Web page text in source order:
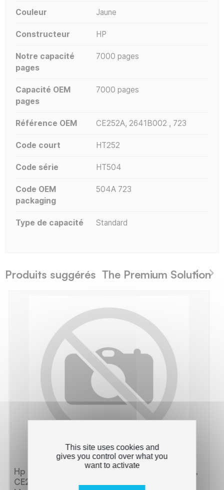
Couleur Jaune
Constructeur HP
Notre capacité
pages
7000 pages
Capacité OEM
pages
7000 pages
Référence OEM CE252A, 2641B002 , 723
Code court HT252
Code série HT504
Code OEM
packaging
504A 723
Type de capacité Standard
Produits suggérés The Premium Solution
Hp 504 - Pack x 4 Toner équivalent à CE250X,
CE251A, CE252A, CE253A - Black Cyan
This site uses cookies and
gives you control over what you
want to activate